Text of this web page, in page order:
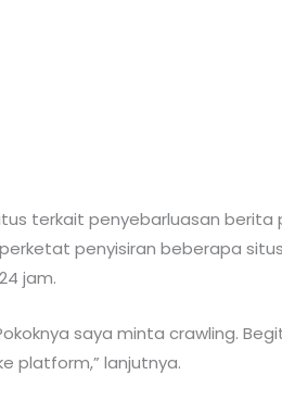
terkait penyebarluasan berita
penyisiran beberapa situs
jam.
saya minta crawling.
platform,” lanjutnya.